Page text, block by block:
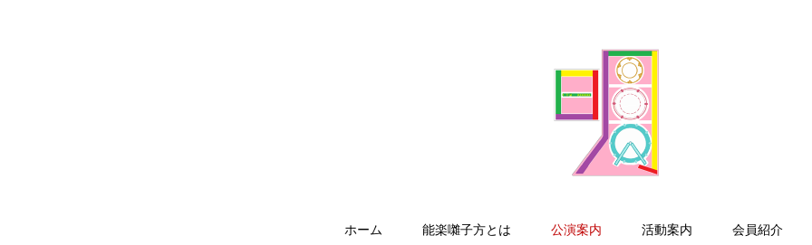
ホーム 能楽囃子方とは 公演案内 活動案内 会員紹介